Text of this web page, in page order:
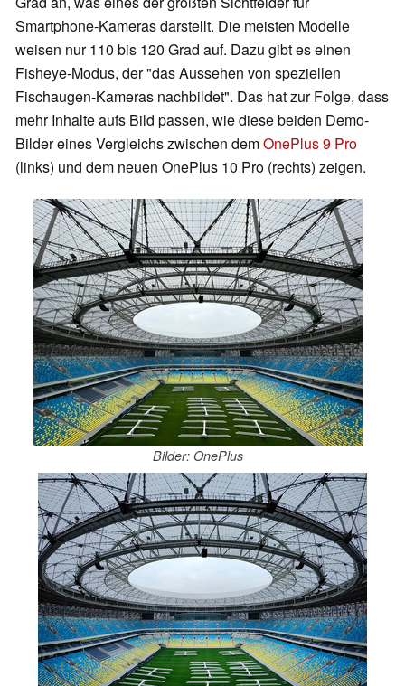
Smartphone-Kameras darstellt. Die meisten Modelle
weisen nur 110 bis 120 Grad auf. Dazu gibt es einen
Fisheye-Modus, der "das Aussehen von speziellen
Fischaugen-Kameras nachbildet". Das hat zur Folge, dass
mehr Inhalte aufs Bild passen, wie diese beiden Demo-
Bilder eines Vergleichs zwischen demOnePlus 9 Pro
(links) und dem neuen OnePlus 10 Pro (rechts) zeigen.
Bilder: OnePlus